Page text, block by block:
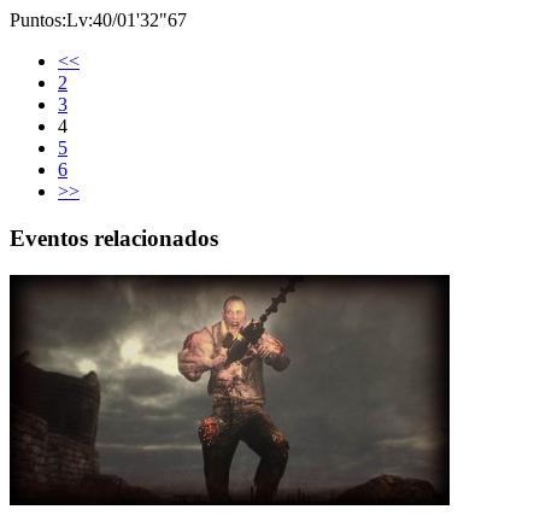
Puntos:Lv:40/01'32"67
<<
2
3
4
5
6
>>
Eventos relacionados